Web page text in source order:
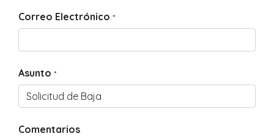
Correo Electrónico *
Asunto *
Comentarios